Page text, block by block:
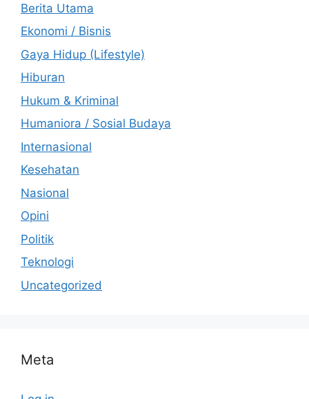
Berita Utama
Ekonomi / Bisnis
Gaya Hidup (Lifestyle)
Hiburan
Hukum & Kriminal
Humaniora / Sosial Budaya
Internasional
Kesehatan
Nasional
Opini
Politik
Teknologi
Uncategorized
Meta